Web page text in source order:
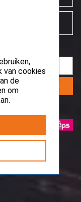
van cookies
de
om